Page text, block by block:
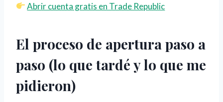
Abrir cuenta gratis en Trade Republic
El proceso de apertura paso a
paso (lo que tardé y lo que me
pidieron)